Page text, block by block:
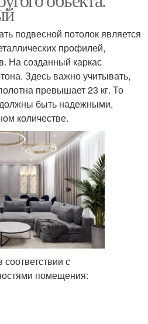
подвесной потолок является
профилей,
На созданный каркас
Здесь важно учитывать,
превышает 23 кг. То
быть надежными,
количестве.
с
помещения: